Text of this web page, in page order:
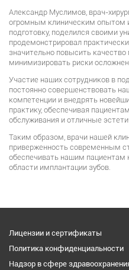
Александр Муслимов, врач-
огромным клиническим
подготовку, поделился своими
продемонстрировал
значительно повысить
минимизировать риски
Участие наших сотрудников в
постоянно совершенствовать
компетенции и внедрять
практику, обеспечивая
обслуживания и отличные
Таким образом, врачи нашей
приверженность современным
обеспечивать нашим пациентам
области имплантации зубов.
Лицензии и сертификаты
Политика конфиденциальности
Надзор в сфере